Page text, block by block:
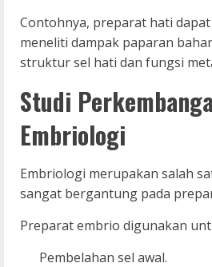
Contohnya, preparat hati
meneliti dampak paparan
struktur sel hati dan fungsi
Studi
Embriologi
Embriologi merupakan salah
sangat bergantung pada
Preparat embrio digunakan
Pembelahan sel awal.